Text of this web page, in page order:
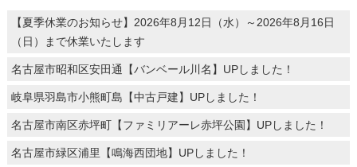
【夏季休業のお知らせ】2026年8月12日（水）～2026年8月16日
（日）まで休業いたします
名古屋市昭和区安田通【バンベール川名】UPしました！
岐阜県羽島市小熊町島【中古戸建】UPしました！
名古屋市南区赤坪町【ファミリアーレ赤坪公園】UPしました！
名古屋市緑区浦里【鳴海西団地】UPしました！